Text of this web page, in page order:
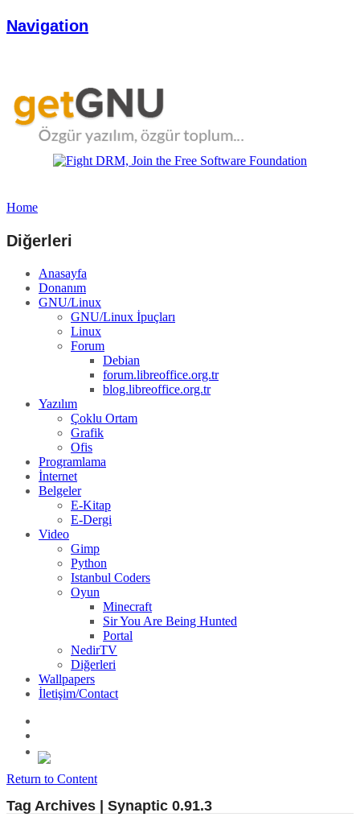
Navigation
Home
Diğerleri
Anasayfa
Donanım
GNU/Linux
GNU/Linux İpuçları
Linux
Forum
Debian
forum.libreoffice.org.tr
blog.libreoffice.org.tr
Yazılım
Çoklu Ortam
Grafik
Ofis
Programlama
İnternet
Belgeler
E-Kitap
E-Dergi
Video
Gimp
Python
Istanbul Coders
Oyun
Minecraft
Sir You Are Being Hunted
Portal
NedirTV
Diğerleri
Wallpapers
İletişim/Contact
Return to Content
Tag Archives | Synaptic 0.91.3